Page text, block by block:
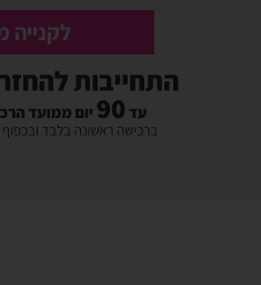
לקנייה